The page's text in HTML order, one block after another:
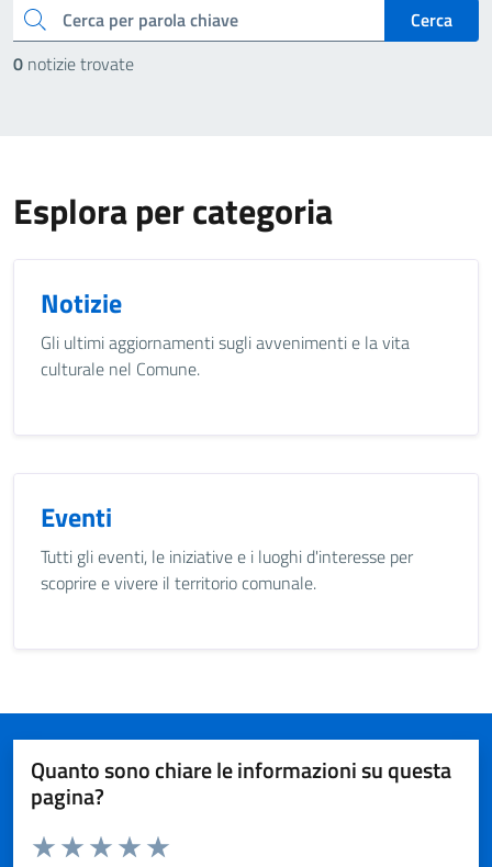
cerca
Cerca
0 notizie trovate
Esplora per categoria
Notizie
Gli ultimi aggiornamenti sugli avvenimenti e la vita
culturale nel Comune.
Eventi
Tutti gli eventi, le iniziative e i luoghi d'interesse per
scoprire e vivere il territorio comunale.
Quanto sono chiare le informazioni su questa
pagina?
Valuta da 1 a 5 stelle la pagina